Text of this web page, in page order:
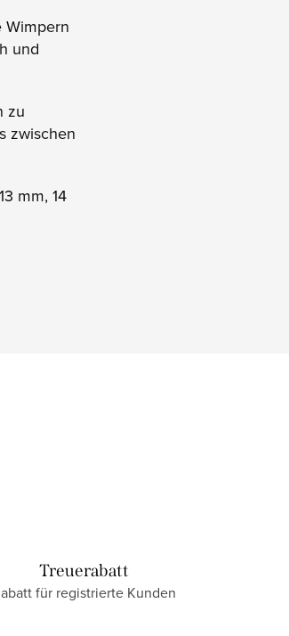
Wimpern
und
zu
zwischen
mm, 14
Treuerabatt
für registrierte Kunden